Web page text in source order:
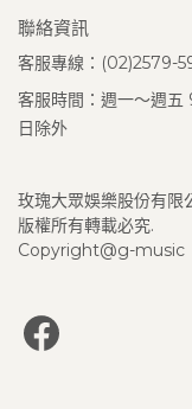
聯絡資訊
客服專線：(02)2579-
客服時間：週一～週
日除外
玫瑰大眾娛樂股份有限
版權所有轉載必究.
Copyright@g-music